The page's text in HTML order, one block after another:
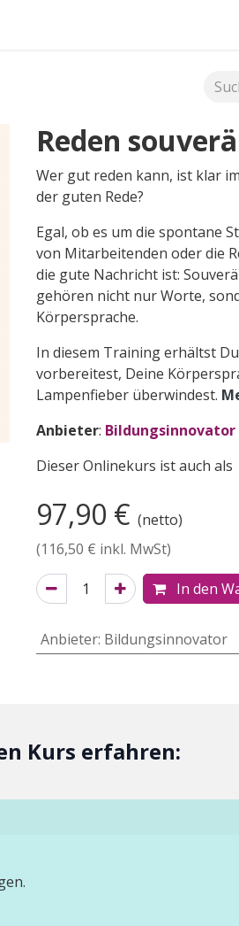
Reden
Wer gut reden kann, ist klar
der guten Rede?
Egal, ob es um die spontane
von Mitarbeitenden oder die
die gute Nachricht ist:
gehören nicht nur Worte,
Körpersprache.
In diesem Training erhältst
vorbereitest, Deine
Lampenfieber überwindest.
Anbieter: Bildungsinnovator
Dieser Onlinekurs ist auch als
97,90 € (netto)
(116,50 € inkl. MwSt)
In den
Anbieter: Bildungsinnovator
Kurs erfahren: